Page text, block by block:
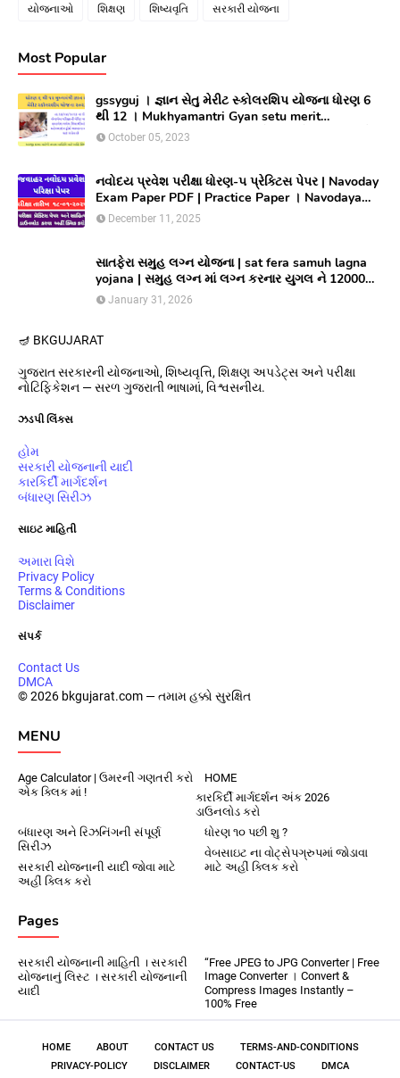
યોજનાઓ શિક્ષણ શિષ્યવૃતિ સરકારી યોજના
Most Popular
gssyguj । જ્ઞાન સેતુ મેરીટ સ્કોલરશિપ યોજના ધોરણ 6
થી 12 । Mukhyamantri Gyan setu merit
Scholarship yojana 2023 ।સીલેક્ટ થયેલ વિધાર્થીઓ
લાભ મેળવવા માટે ઓનલાઇન અરજી કરો
October 05, 2023
નવોદય પ્રવેશ પરીક્ષા ધોરણ-૫ પ્રેક્ટિસ પેપર | Navoday
Exam Paper PDF | Practice Paper । Navodaya
Old paper NMMS OLD PAPER
December 11, 2025
સાતફેરા સમુહ લગ્ન યોજના | sat fera samuh lagna
yojana | સમુહ લગ્ન માં લગ્ન કરનાર યુગલ ને 12000
અને આયોજક સંસ્થાને યુગલ દિઠ ૩૦૦૦૦/ ની સહાય
આપતી યોજના
January 31, 2026
🪔 BKGUJARAT
ગુજરાત સરકારની યોજનાઓ, શિષ્યવૃત્તિ, શિક્ષણ અપડેટ્સ અને પરીક્ષા
નોટિફિકેશન — સરળ ગુજરાતી ભાષામાં, વિશ્વસનીય.
ઝડપી લિંક્સ
હોમ
સરકારી યોજનાની યાદી
કારકિર્દી માર્ગદર્શન
બંધારણ સિરીઝ
સાઇટ માહિતી
અમારા વિશે
Privacy Policy
Terms & Conditions
Disclaimer
સંપર્ક
Contact Us
DMCA
© 2026 bkgujarat.com — તમામ હક્કો સુરક્ષિત
MENU
Age Calculator | ઉમરની ગણતરી કરો
એક ક્લિક માં !
HOME
કારકિર્દી માર્ગદર્શન અંક 2026
ડાઉનલોડ કરો
ધોરણ ૧૦ પછી શુ ?
બંધારણ અને રિઝનિંગની સંપૂર્ણ
સિરીઝ
વેબસાઇટ ના વોટ્સેપગ્રુપમાં જોડાવા
માટે અહીં ક્લિક કરો
સરકારી યોજનાની યાદી જોવા માટે
અહીં ક્લિક કરો
Pages
સરકારી યોજનાની માહિતી । સરકારી
યોજનાનું લિસ્ટ । સરકારી યોજનાની
યાદી
“Free JPEG to JPG Converter | Free
Image Converter । Convert &
Compress Images Instantly –
100% Free
HOME ABOUT CONTACT US
TERMS-AND-CONDITIONS
PRIVACY-POLICY
DISCLAIMER CONTACT-US DMCA